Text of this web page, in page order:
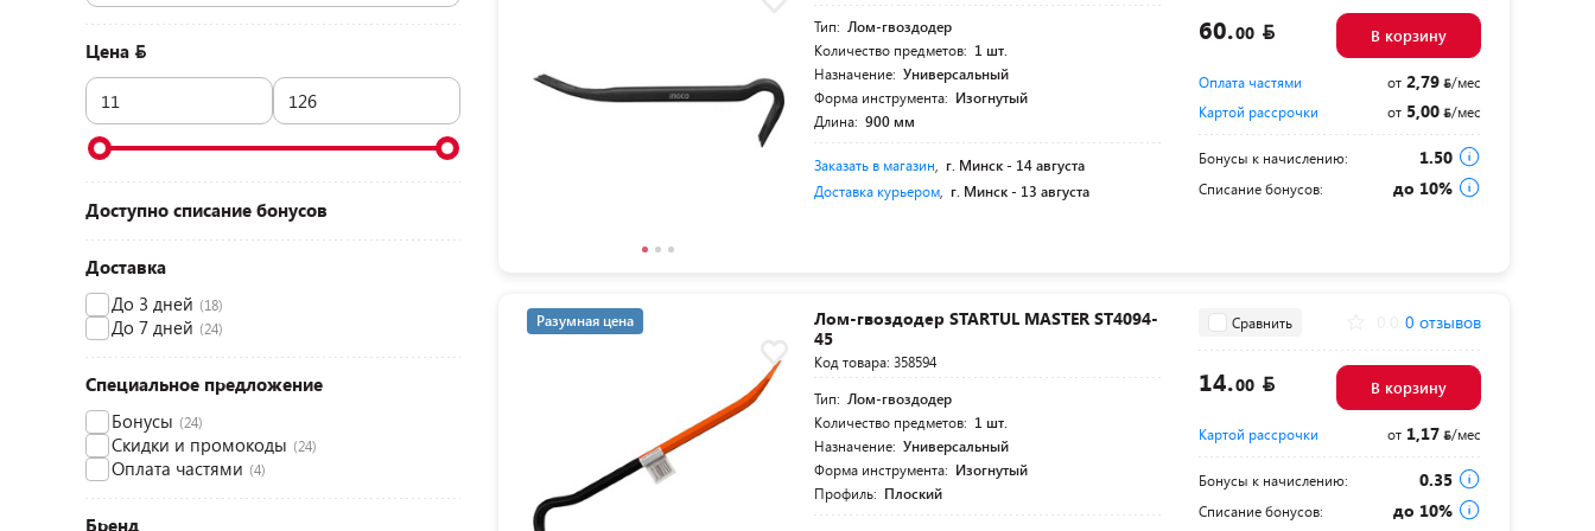
Цена
Доступно списание бонусов
Доставка
До 3 дней (18)
До 7 дней (24)
Специальное предложение
Бонусы (24)
Скидки и промокоды (24)
Оплата частями (4)
Бренд
Тип: Лом-гвоздодер
Количество предметов: 1 шт.
Назначение: Универсальный
Форма инструмента: Изогнутый
Длина: 900 мм
Заказать в магазин г. Минск - 14 августа
Доставка курьером г. Минск - 13 августа
60.00 В корзину
Оплата частями от2,79
/мес
Картой рассрочки
от5,00 /мес
Бонусы к начислению: 1.50
Списание бонусов: до 10%
Разумная цена
Лом-гвоздодер STARTUL MASTER ST4094-
45
Код товара: 358594
Тип: Лом-гвоздодер
Количество предметов: 1 шт.
Назначение: Универсальный
Форма инструмента: Изогнутый
Профиль: Плоский
Сравнить 0 отзывов
14.00 В корзину
Картой рассрочки от1,17 /мес
Бонусы к начислению: 0.35
Списание бонусов: до 10%